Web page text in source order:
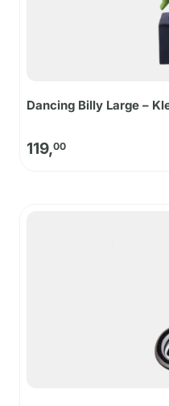
Dancing Billy Large –
119,00